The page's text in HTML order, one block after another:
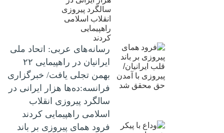
رسانه‌های عربی: اتحاد ملی
ایرانیان در راهپیمایی ۲۲
بهمن تجلی یافت/ خبرگزاری
فرانسه:ده‌ها هزار ایرانی در
سالگرد پیروزی انقلاب
اسلامی راهپیمایی کردند
فرود همای پیروزی بر باند